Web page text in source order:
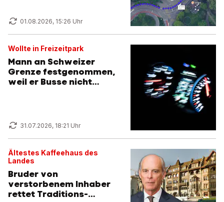
01.08.2026, 15:26 Uhr
Wollte in Freizeitpark
Mann an Schweizer
Grenze festgenommen,
weil er Busse nicht
31.07.2026, 18:21 Uhr
Ältestes Kaffeehaus des
Landes
Bruder von
verstorbenem Inhaber
rettet Traditions-